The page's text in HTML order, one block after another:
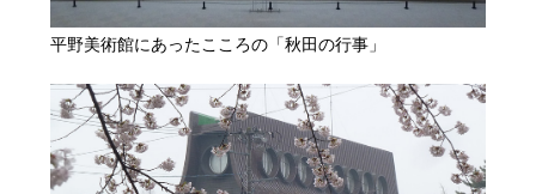
平野美術館にあったこころの「秋田の行事」